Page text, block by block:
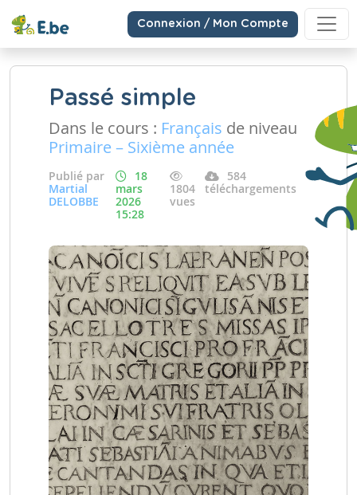
Connexion / Mon Compte
Passé simple
Dans le cours : Français de niveau
Primaire – Sixième année
Publié par
Martial
DELOBBE
18
mars
2026
15:28
1804
vues
584
téléchargements